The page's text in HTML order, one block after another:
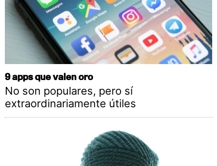
9 apps que valen oro
No son populares, pero sí
extraordinariamente útiles